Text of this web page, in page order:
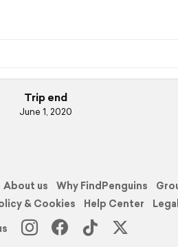
Trip end
June 1, 2020
About us Why FindPenguins
& Cookies Help Center